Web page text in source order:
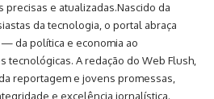
e atualizadas.Nascido da
da tecnologia, o portal abraça
da política e economia ao
tecnológicas. A redação do Web Flush,
reportagem e jovens promessas,
e excelência jornalística.